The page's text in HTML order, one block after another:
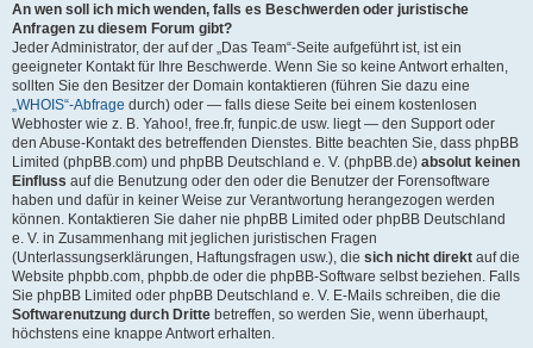
An wen soll ich mich wenden, falls es Beschwerden oder juristische
Anfragen zu diesem Forum gibt?
Jeder Administrator, der auf der „Das Team“-Seite aufgeführt ist, ist ein
geeigneter Kontakt für Ihre Beschwerde. Wenn Sie so keine Antwort erhalten,
sollten Sie den Besitzer der Domain kontaktieren (führen Sie dazu eine
„WHOIS“-Abfrage durch) oder — falls diese Seite bei einem kostenlosen
Webhoster wie z. B. Yahoo!, free.fr, funpic.de usw. liegt — den Support oder
den Abuse-Kontakt des betreffenden Dienstes. Bitte beachten Sie, dass phpBB
Limited (phpBB.com) und phpBB Deutschland e. V. (phpBB.de) absolut keinen
Einfluss auf die Benutzung oder den oder die Benutzer der Forensoftware
haben und dafür in keiner Weise zur Verantwortung herangezogen werden
können. Kontaktieren Sie daher nie phpBB Limited oder phpBB Deutschland
e. V. in Zusammenhang mit jeglichen juristischen Fragen
(Unterlassungserklärungen, Haftungsfragen usw.), die sich nicht direkt auf die
Website phpbb.com, phpbb.de oder die phpBB-Software selbst beziehen. Falls
Sie phpBB Limited oder phpBB Deutschland e. V. E-Mails schreiben, die die
Softwarenutzung durch Dritte betreffen, so werden Sie, wenn überhaupt,
höchstens eine knappe Antwort erhalten.